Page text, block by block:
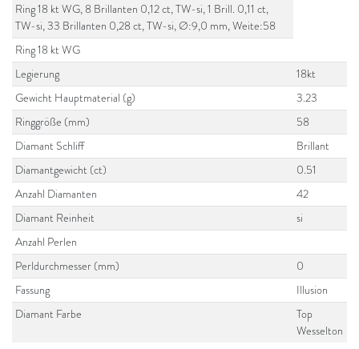
Ring 18 kt WG, 8 Brillanten 0,12 ct, TW-si, 1 Brill. 0,11 ct,
TW-si, 33 Brillanten 0,28 ct, TW-si, Ø:9,0 mm, Weite:58
Ring 18 kt WG
Legierung
18kt
Gewicht Hauptmaterial (g)
3.23
Ringgröße (mm)
58
Diamant Schliff
Brillant
Diamantgewicht (ct)
0.51
Anzahl Diamanten
42
Diamant Reinheit
si
Anzahl Perlen
Perldurchmesser (mm)
0
Fassung
Illusion
Diamant Farbe
Top
Wesselton